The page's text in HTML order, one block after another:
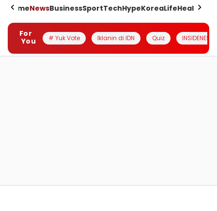
HomeNewsBusinessSportTechHypeKoreaLifeHealth
For
You
# Yuk Vote Iklanin di IDN Quiz INSIDENESIA